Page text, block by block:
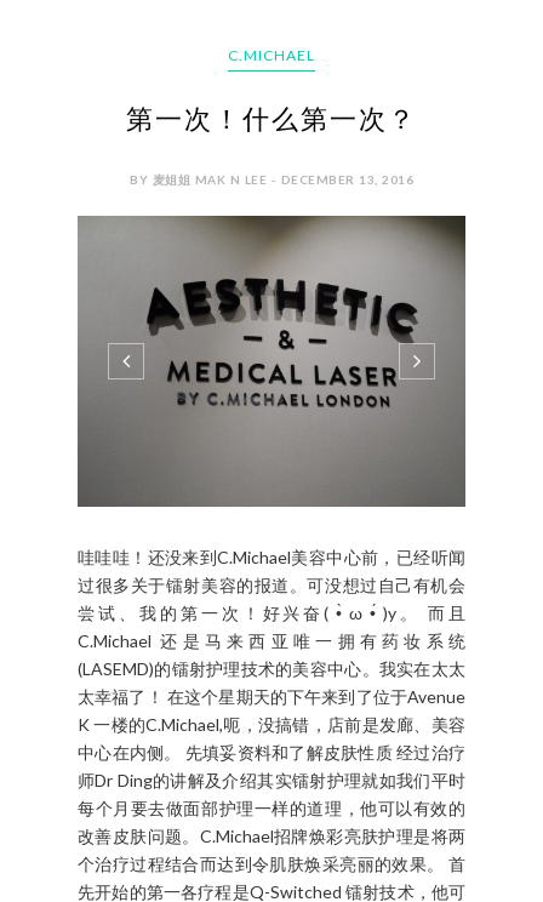
CONTINUE READING
SHARE:
C.MICHAEL
哇哇哇！还没来到C.Michael美容中心前，已经听闻
过很多关于镭射美容的报道。可没想过自己有机会
尝试、我的第一次！好兴奋( •̀ ω •́ )y。 而且
C.Michael 还是马来西亚唯一拥有药妆系统